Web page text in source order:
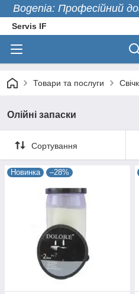
Bogenia: Професійний
Servis IF
Товари та послуги
Олійні запаски
Сортування
Новинка –28%